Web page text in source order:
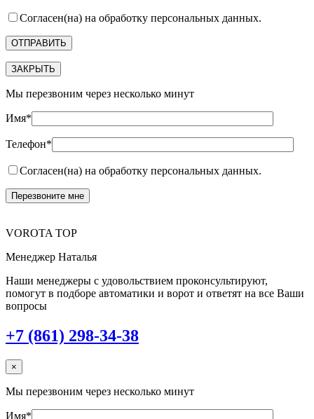
Согласен(на) на обработку персональных данных.
ЗАКРЫТЬ
Мы перезвоним через несколько минут
Имя*
Телефон*
Согласен(на) на обработку персональных данных.
VOROTA TOP
Менеджер Наталья
Наши менеджеры с удовольствием проконсультируют,
помогут в подборе автоматики и ворот и ответят на все Ваши
вопросы
+7 (861) 298-34-38
×
Мы перезвоним через несколько минут
Имя*